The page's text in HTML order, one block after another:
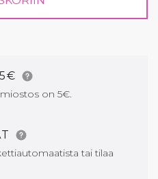
on 5€.
tai tilaa